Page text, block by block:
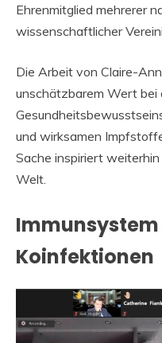
Ehrenmitglied mehrerer
wissenschaftlicher
Die Arbeit von Claire-
unschätzbarem Wert bei
und wirksamen
Sache inspiriert
Welt.
Koinfektionen